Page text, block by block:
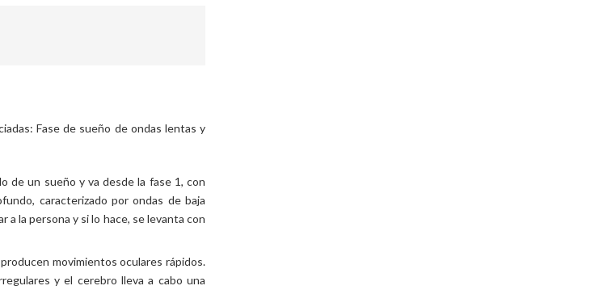
Fase de sueño de ondas lentas y
de un sueño y va desde la fase 1, con
caracterizado por ondas de baja
a la persona y si lo hace, se levanta con
movimientos oculares rápidos.
y el cerebro lleva a cabo una